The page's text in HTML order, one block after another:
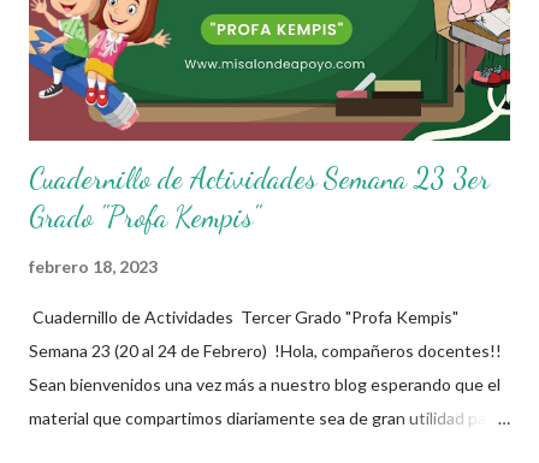
didacticas, recuerden que nosotros solo los compartimos con
fines educativos, didácticos e informativos.😊 Obtén
documento co...
Cuadernillo de Actividades Semana 23 3er
Grado "Profa Kempis"
febrero 18, 2023
Cuadernillo de Actividades Tercer Grado "Profa Kempis"
Semana 23 (20 al 24 de Febrero) !Hola, compañeros docentes!!
Sean bienvenidos una vez más a nuestro blog esperando que el
material que compartimos diariamente sea de gran utilidad para